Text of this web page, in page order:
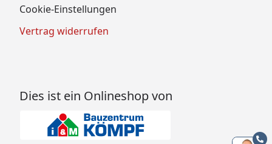
Cookie-Einstellungen
Vertrag widerrufen
Dies ist ein Onlineshop von